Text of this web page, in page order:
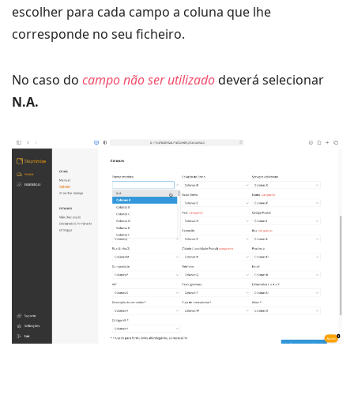
escolher para cada campo a coluna que lhe
corresponde no seu ficheiro.
No caso do campo não ser utilizadodeverá selecionar
N.A.